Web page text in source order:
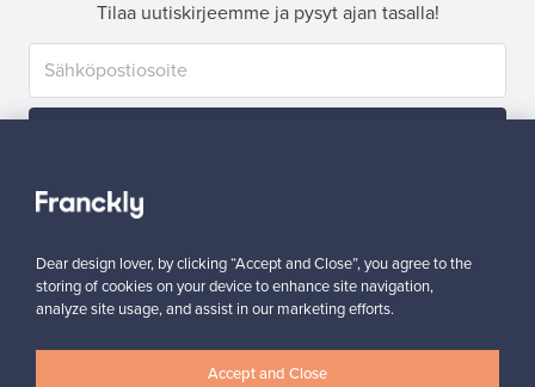
Tilaa uutiskirjeemme ja pysyt ajan tasalla!
Aitoa designia Turvalliset maksut
Dear design lover, by clicking “Accept and Close”, you agree to the
storing of cookies on your device to enhance site navigation,
analyze site usage, and assist in our marketing efforts.
Accept and Close